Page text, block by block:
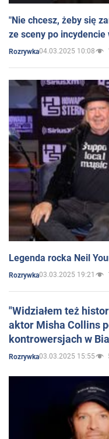
"Nie chcesz, żeby się
ze sceny po
Rozrywka04.03.2025 10:08 1
Legenda rocka Neil
Rozrywka03.03.2025 19:21 1
"Widziałem też
aktor Misha Collins
kontrowersjach w
Rozrywka03.03.2025 15:55